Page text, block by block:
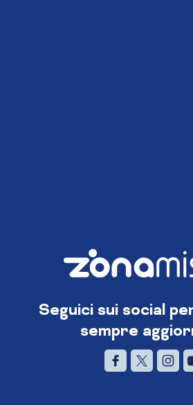
Seguici sui social
sempre